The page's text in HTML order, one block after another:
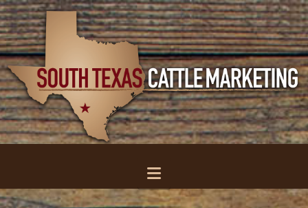
Navigation